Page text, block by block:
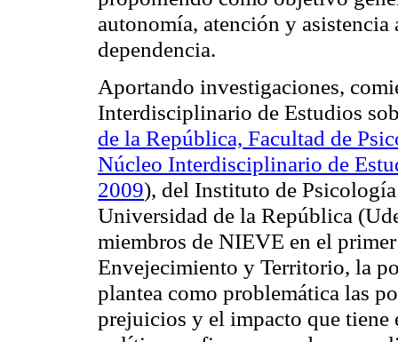
autonomía, atención y asistencia
dependencia.
Aportando investigaciones,
Interdisciplinario de Estudios
de la República, Facultad de
Núcleo Interdisciplinario de
2009), del Instituto de
Universidad de la República
miembros de NIEVE en el
Envejecimiento y Territorio, la
plantea como problemática las
prejuicios y el impacto que tiene